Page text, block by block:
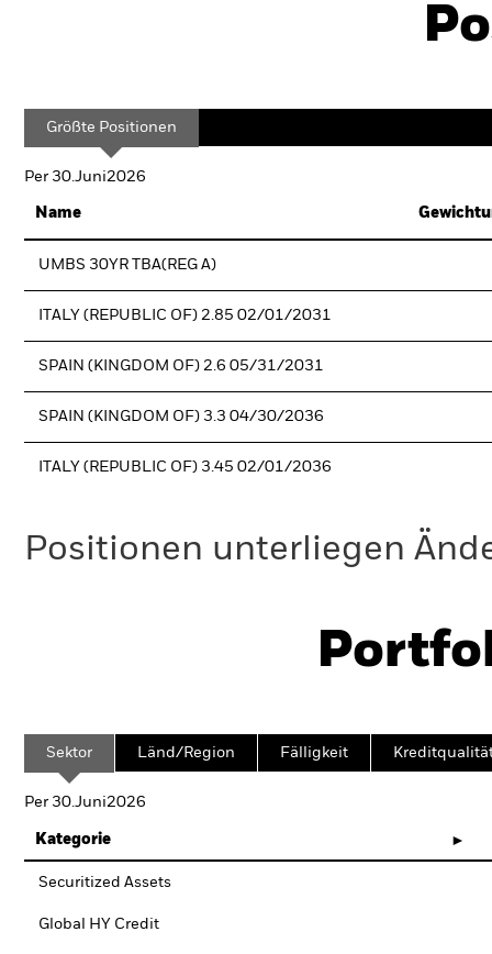
Größte Positionen
Per 30.Juni2026
Name
UMBS 30YR TBA(REG A)
ITALY (REPUBLIC OF) 2.85 02/01/2031
SPAIN (KINGDOM OF) 2.6 05/31/2031
SPAIN (KINGDOM OF) 3.3 04/30/2036
ITALY (REPUBLIC OF) 3.45 02/01/2036
Positionen unterliegen
Sektor Länd/Region Fälligkeit
Per 30.Juni2026
Kategorie
Securitized Assets
Global HY Credit